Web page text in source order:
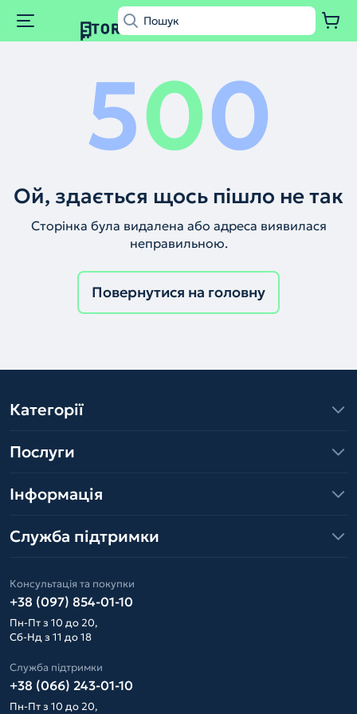
500
Ой, здається щось пішло не так
Сторінка була видалена або адреса виявилася
неправильною.
Повернутися на головну
Категорії
Послуги
Інформація
Служба підтримки
Консультація та покупки
+38 (097) 854-01-10
Пн-Пт з 10 до 20,
Сб-Нд з 11 до 18
Служба підтримки
+38 (066) 243-01-10
Пн-Пт з 10 до 20,